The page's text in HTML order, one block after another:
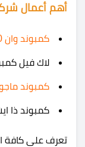
أهم أعمال
كمبوند وان 50 الشيخ زايد
لاك فيل
كمبوند
كمبوند ذا
تعرف على كافة